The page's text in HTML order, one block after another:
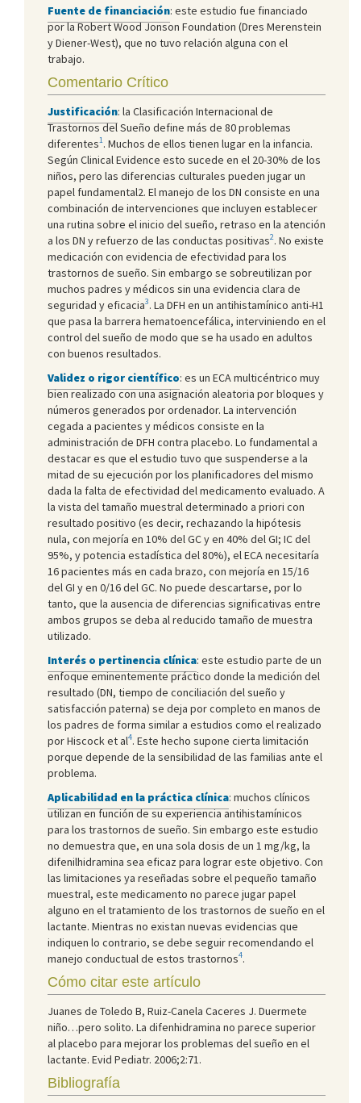
Fuente de financiación: este estudio fue financiado
por la Robert Wood Jonson Foundation (Dres Merenstein
y Diener-West), que no tuvo relación alguna con el
trabajo.
Comentario Crítico
Justificación: la Clasificación Internacional de
Trastornos del Sueño define más de 80 problemas
diferentes1. Muchos de ellos tienen lugar en la infancia.
Según Clinical Evidence esto sucede en el 20-30% de los
niños, pero las diferencias culturales pueden jugar un
papel fundamental2. El manejo de los DN consiste en una
combinación de intervenciones que incluyen establecer
una rutina sobre el inicio del sueño, retraso en la atención
a los DN y refuerzo de las conductas positivas2. No existe
medicación con evidencia de efectividad para los
trastornos de sueño. Sin embargo se sobreutilizan por
muchos padres y médicos sin una evidencia clara de
seguridad y eficacia3. La DFH en un antihistamínico anti-H1
que pasa la barrera hematoencefálica, interviniendo en el
control del sueño de modo que se ha usado en adultos
con buenos resultados.
Validez o rigor científico: es un ECA multicéntrico muy
bien realizado con una asignación aleatoria por bloques y
números generados por ordenador. La intervención
cegada a pacientes y médicos consiste en la
administración de DFH contra placebo. Lo fundamental a
destacar es que el estudio tuvo que suspenderse a la
mitad de su ejecución por los planificadores del mismo
dada la falta de efectividad del medicamento evaluado. A
la vista del tamaño muestral determinado a priori con
resultado positivo (es decir, rechazando la hipótesis
nula, con mejoría en 10% del GC y en 40% del GI; IC del
95%, y potencia estadística del 80%), el ECA necesitaría
16 pacientes más en cada brazo, con mejoría en 15/16
del GI y en 0/16 del GC. No puede descartarse, por lo
tanto, que la ausencia de diferencias significativas entre
ambos grupos se deba al reducido tamaño de muestra
utilizado.
Interés o pertinencia clínica: este estudio parte de un
enfoque eminentemente práctico donde la medición del
resultado (DN, tiempo de conciliación del sueño y
satisfacción paterna) se deja por completo en manos de
los padres de forma similar a estudios como el realizado
por Hiscock et al4. Este hecho supone cierta limitación
porque depende de la sensibilidad de las familias ante el
problema.
Aplicabilidad en la práctica clínica: muchos clínicos
utilizan en función de su experiencia antihistamínicos
para los trastornos de sueño. Sin embargo este estudio
no demuestra que, en una sola dosis de un 1 mg/kg, la
difenilhidramina sea eficaz para lograr este objetivo. Con
las limitaciones ya reseñadas sobre el pequeño tamaño
muestral, este medicamento no parece jugar papel
alguno en el tratamiento de los trastornos de sueño en el
lactante. Mientras no existan nuevas evidencias que
indiquen lo contrario, se debe seguir recomendando el
manejo conductual de estos trastornos4.
Cómo citar este artículo
Juanes de Toledo B, Ruiz-Canela Caceres J. Duermete
niño…pero solito. La difenhidramina no parece superior
al placebo para mejorar los problemas del sueño en el
lactante. Evid Pediatr. 2006;2:71.
Bibliografía